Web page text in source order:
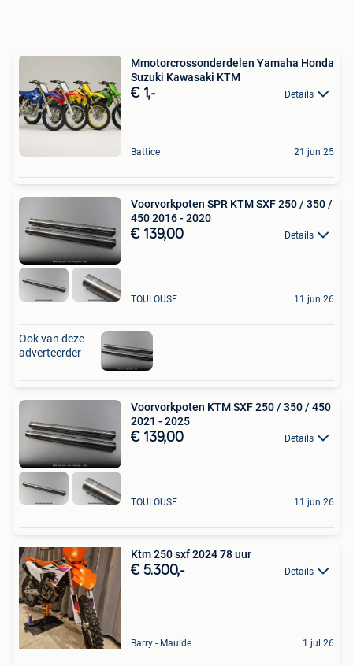
Mmotorcrossonderdelen Yamaha Honda
Suzuki Kawasaki KTM
€ 1,- Details
Battice 21 jun 25
Voorvorkpoten SPR KTM SXF 250 / 350 /
450 2016 - 2020
€ 139,00 Details
TOULOUSE 11 jun 26
Ook van deze
adverteerder
Voorvorkpoten KTM SXF 250 / 350 / 450
2021 - 2025
€ 139,00 Details
TOULOUSE 11 jun 26
Ktm 250 sxf 2024 78 uur
€ 5.300,- Details
Barry - Maulde 1 jul 26